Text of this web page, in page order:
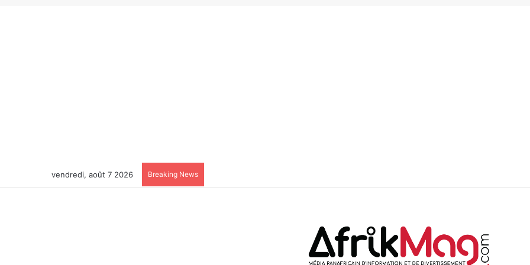
vendredi, août 7 2026 Breaking News